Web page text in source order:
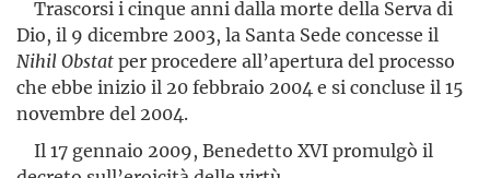
Trascorsi i cinque anni dalla morte della Serva di
Dio, il 9 dicembre 2003, la Santa Sede concesse il
Nihil Obstatper procedere all’apertura del processo
che ebbe inizio il 20 febbraio 2004 e si concluse il 15
novembre del 2004.
Il 17 gennaio 2009, Benedetto XVI promulgò il